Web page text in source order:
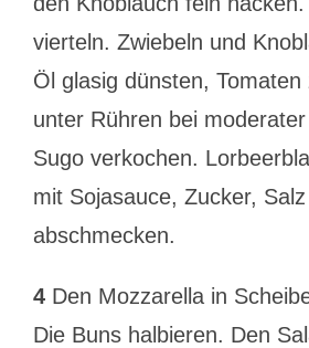
vierteln. Zwiebeln und
Öl glasig dünsten, Tomaten
unter Rühren bei
Sugo verkochen.
mit Sojasauce, Zucker,
abschmecken.
4Den Mozzarella in
Die Buns halbieren. Den